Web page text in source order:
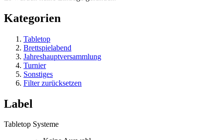
Kategorien
Tabletop
Brettspielabend
Jahreshauptversammlung
Turnier
Sonstiges
Filter zurücksetzen
Label
Tabletop Systeme